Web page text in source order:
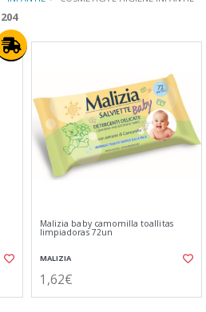
204
Malizia baby camomilla toallitas
limpiadoras 72un
MALIZIA
1,62€